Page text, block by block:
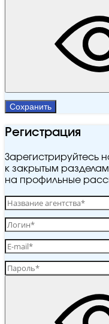
Сохранить
Регистрация
Зарегистрируйтесь
к закрытым разделам
на профильные